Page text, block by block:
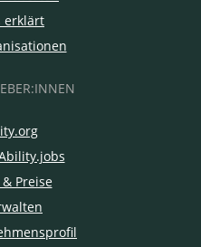
erklärt
Preise